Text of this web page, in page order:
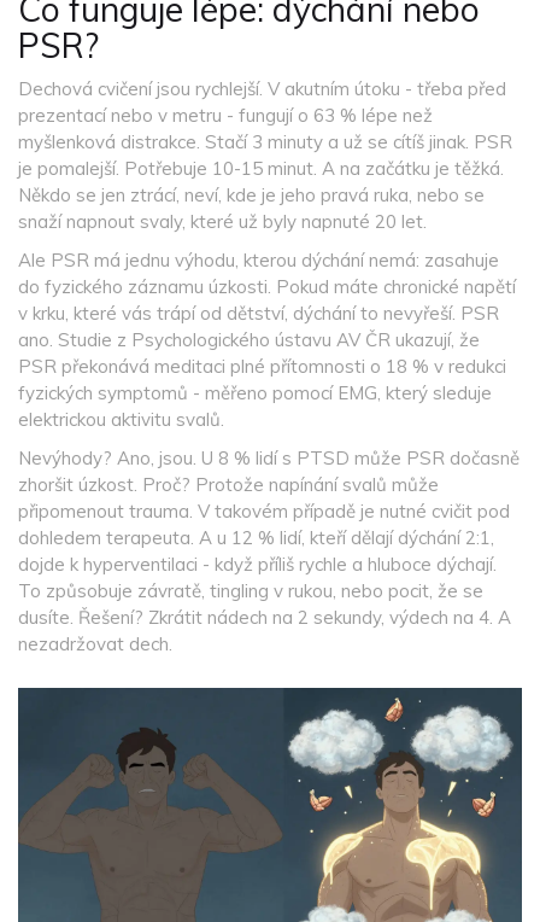
Co funguje lépe: dýchání nebo
PSR?
Dechová cvičení jsou rychlejší. V akutním útoku - třeba před
prezentací nebo v metru - fungují o 63 % lépe než
myšlenková distrakce. Stačí 3 minuty a už se cítíš jinak. PSR
je pomalejší. Potřebuje 10-15 minut. A na začátku je těžká.
Někdo se jen ztrácí, neví, kde je jeho pravá ruka, nebo se
snaží napnout svaly, které už byly napnuté 20 let.
Ale PSR má jednu výhodu, kterou dýchání nemá: zasahuje
do fyzického záznamu úzkosti. Pokud máte chronické napětí
v krku, které vás trápí od dětství, dýchání to nevyřeší. PSR
ano. Studie z Psychologického ústavu AV ČR ukazují, že
PSR překonává meditaci plné přítomnosti o 18 % v redukci
fyzických symptomů - měřeno pomocí EMG, který sleduje
elektrickou aktivitu svalů.
Nevýhody? Ano, jsou. U 8 % lidí s PTSD může PSR dočasně
zhoršit úzkost. Proč? Protože napínání svalů může
připomenout trauma. V takovém případě je nutné cvičit pod
dohledem terapeuta. A u 12 % lidí, kteří dělají dýchání 2:1,
dojde k hyperventilaci - když příliš rychle a hluboce dýchají.
To způsobuje závratě, tingling v rukou, nebo pocit, že se
dusíte. Řešení? Zkrátit nádech na 2 sekundy, výdech na 4. A
nezadržovat dech.